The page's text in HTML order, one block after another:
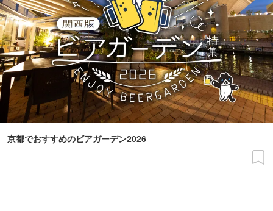
京都でおすすめのビアガーデン2026